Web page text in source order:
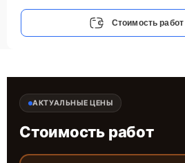
Стоимость работ
АКТУАЛЬНЫЕ ЦЕНЫ
Стоимость работ